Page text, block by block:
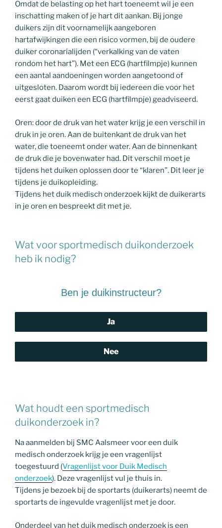
Omdat de belasting op het hart toeneemt wil je een
inschatting maken of je hart dit aankan. Bij jonge
duikers zijn dit voornamelijk aangeboren
hartafwijkingen die een risico vormen, bij de oudere
duiker coronarialijden (“verkalking van de vaten
rondom het hart”). Met een ECG (hartfilmpje) kunnen
een aantal aandoeningen worden aangetoond of
uitgesloten. Daarom wordt bij iedereen die voor het
eerst gaat duiken een ECG (hartfilmpje) geadviseerd.
Oren: door de druk van het water krijg je een verschil in
druk in je oren. Aan de buitenkant de druk van het
water, die toeneemt onder water. Aan de binnenkant
de druk die je bovenwater had. Dit verschil moet je
tijdens het duiken oplossen door te “klaren”. Dit leer je
tijdens je duikopleiding.
Tijdens het duik medisch onderzoek kijkt de duikerarts
in je oren en bespreekt dit met je.
Wat voor sportmedisch duikonderzoek
heb ik nodig?
Ben je duikinstructeur?
Ja
Nee
Wat houdt een sportmedisch
duikonderzoek in?
Na aanmelden bij SMC Aalsmeer voor een duik
medisch onderzoek krijg je een vragenlijst
toegestuurd (Vragenlijst voor Duik Medisch
onderzoek). Deze vragenlijst vul je thuis in.
Tijdens je bezoek bij de sportarts (duikerarts) neemt de
sportarts de ingevulde vragenlijst met je door.
Onderdeel van het duik medisch onderzoek is een